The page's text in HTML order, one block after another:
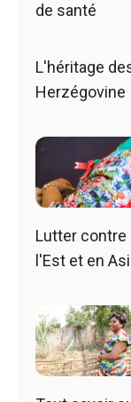
de santé
L'héritage
Herzégovine
Lutter contre
l'Est et en